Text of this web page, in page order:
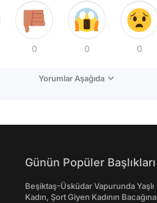
0 0 0
Yorumlar Aşağıda
Günün Popüler Başlıkları
Beşiktaş-Üsküdar Vapurunda Yaşlı
Kadın, Şort Giyen Kadının Bacağına